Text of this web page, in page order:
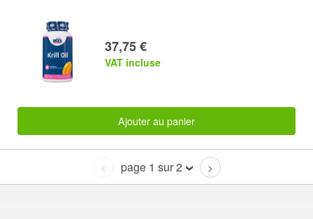
37,75 €
VAT incluse
Ajouter au panier
< page 1 sur 2 >